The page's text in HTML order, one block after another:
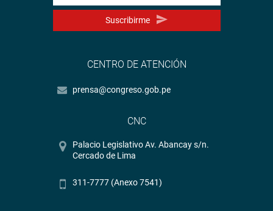
Suscribirme
CENTRO DE ATENCIÓN
prensa@congreso.gob.pe
CNC
Palacio Legislativo Av. Abancay s/n.
Cercado de Lima
311-7777 (Anexo 7541)